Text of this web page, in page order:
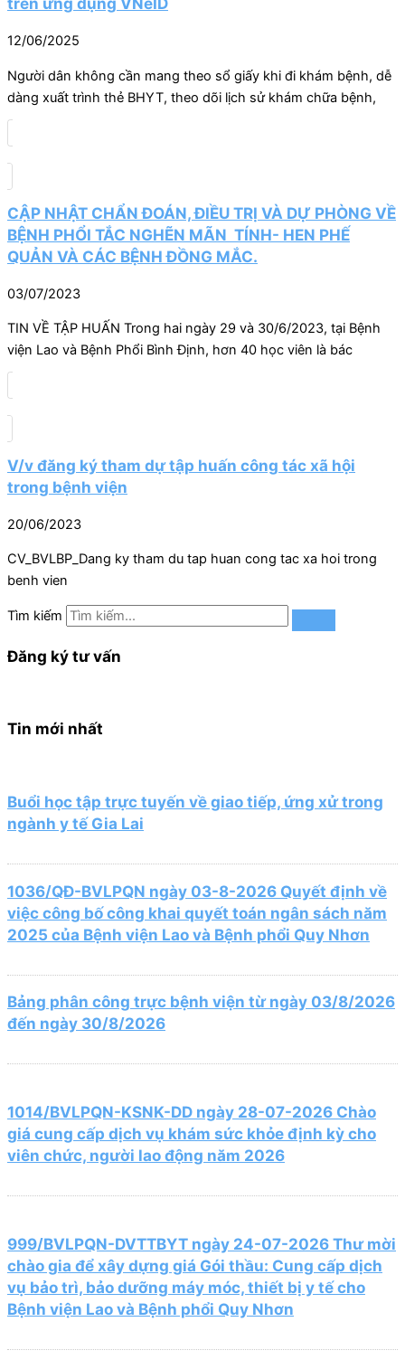
12/06/2025
Người dân không cần mang theo sổ giấy khi đi khám bệnh, dễ
dàng xuất trình thẻ BHYT, theo dõi lịch sử khám chữa bệnh,
CẬP NHẬT CHẨN ĐOÁN, ĐIỀU TRỊ VÀ DỰ PHÒNG VỀ
BỆNH PHỔI TẮC NGHẼN MÃN TÍNH- HEN PHẾ
QUẢN VÀ CÁC BỆNH ĐỒNG MẮC.
03/07/2023
TIN VỀ TẬP HUẤN Trong hai ngày 29 và 30/6/2023, tại Bệnh
viện Lao và Bệnh Phổi Bình Định, hơn 40 học viên là bác
V/v đăng ký tham dự tập huấn công tác xã hội
trong bệnh viện
20/06/2023
CV_BVLBP_Dang ky tham du tap huan cong tac xa hoi trong
benh vien
Tìm kiếm
Đăng ký tư vấn
Tin mới nhất
Buổi học tập trực tuyến về giao tiếp, ứng xử trong
ngành y tế Gia Lai
1036/QĐ-BVLPQN ngày 03-8-2026 Quyết định về
việc công bố công khai quyết toán ngân sách năm
2025 của Bệnh viện Lao và Bệnh phổi Quy Nhơn
Bảng phân công trực bệnh viện từ ngày 03/8/2026
đến ngày 30/8/2026
1014/BVLPQN-KSNK-DD ngày 28-07-2026 Chào
giá cung cấp dịch vụ khám sức khỏe định kỳ cho
viên chức, người lao động năm 2026
999/BVLPQN-DVTTBYT ngày 24-07-2026 Thư mời
chào gia để xây dựng giá Gói thầu: Cung cấp dịch
vụ bảo trì, bảo dưỡng máy móc, thiết bị y tế cho
Bệnh viện Lao và Bệnh phổi Quy Nhơn